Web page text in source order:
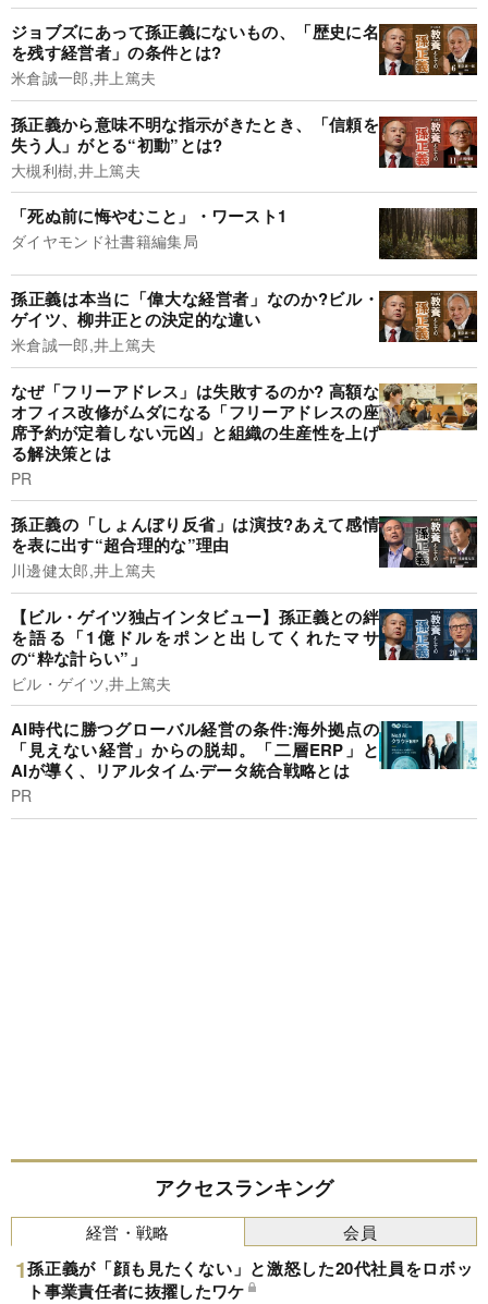
ジョブズにあって孫正義にないもの、「歴史に名
を残す経営者」の条件とは?
米倉誠一郎,井上篤夫
孫正義から意味不明な指示がきたとき、「信頼を
失う人」がとる“初動”とは?
大槻利樹,井上篤夫
「死ぬ前に悔やむこと」・ワースト1
ダイヤモンド社書籍編集局
孫正義は本当に「偉大な経営者」なのか?ビル・
ゲイツ、柳井正との決定的な違い
米倉誠一郎,井上篤夫
なぜ「フリーアドレス」は失敗するのか? 高額な
オフィス改修がムダになる「フリーアドレスの座
席予約が定着しない元凶」と組織の生産性を上げ
る解決策とは
PR
孫正義の「しょんぼり反省」は演技?あえて感情
を表に出す“超合理的な”理由
川邊健太郎,井上篤夫
【ビル・ゲイツ独占インタビュー】孫正義との絆
を語る「1億ドルをポンと出してくれたマサ
の“粋な計らい”」
ビル・ゲイツ,井上篤夫
AI時代に勝つグローバル経営の条件:海外拠点の
「見えない経営」からの脱却。「二層ERP」と
AIが導く、リアルタイム·データ統合戦略とは
PR
アクセスランキング
経営・戦略
孫正義が「顔も見たくない」と激怒した20代社員をロボッ
ト事業責任者に抜擢したワケ
会員